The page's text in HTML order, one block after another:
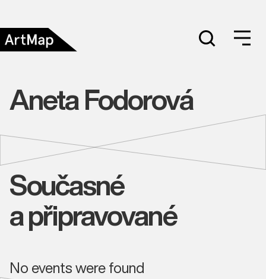
Aneta Fodorová
Současné
a připravované
No events were found